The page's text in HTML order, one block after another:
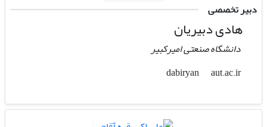
دبیر تخصصی
هادی دبیریان
دانشگاه صنعتی امیرکبیر
dabiryan
aut.ac.ir